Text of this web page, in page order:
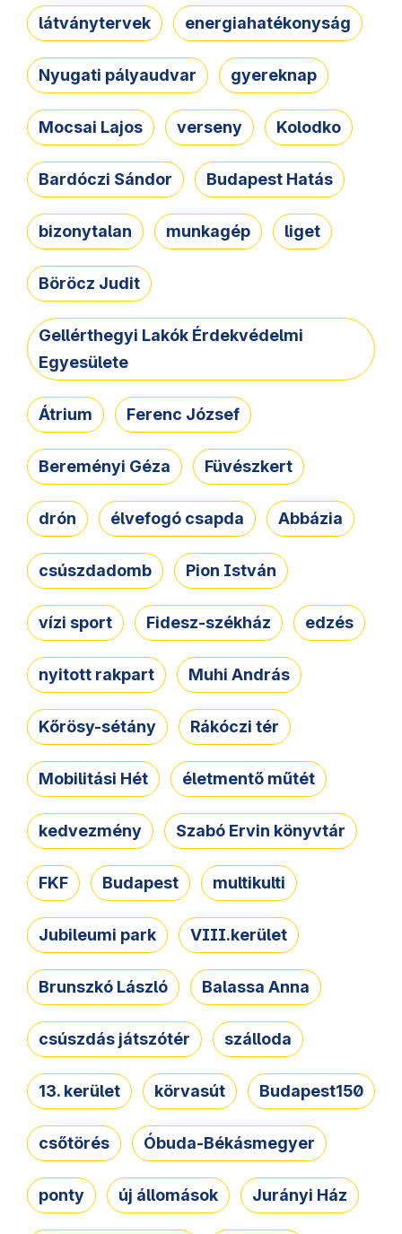
látványtervek energiahatékonyság
Nyugati pályaudvar gyereknap
Mocsai Lajos verseny Kolodko
Bardóczi Sándor Budapest Hatás
bizonytalan munkagép liget
Böröcz Judit
Gellérthegyi Lakók Érdekvédelmi
Egyesülete
Átrium Ferenc József
Bereményi Géza Füvészkert
drón élvefogó csapda Abbázia
csúszdadomb Pion István
vízi sport Fidesz-székház edzés
nyitott rakpart Muhi András
Kőrösy-sétány Rákóczi tér
Mobilitási Hét életmentő műtét
kedvezmény Szabó Ervin könyvtár
FKF Budapest multikulti
Jubileumi park VIII.kerület
Brunszkó László Balassa Anna
csúszdás játszótér szálloda
13. kerület körvasút Budapest150
csőtörés Óbuda-Békásmegyer
ponty új állomások Jurányi Ház